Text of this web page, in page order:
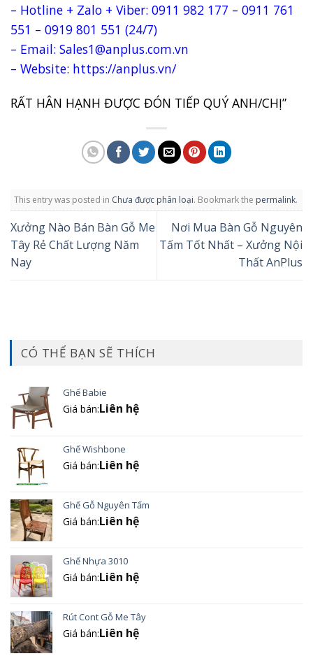
– Hotline + Zalo + Viber: 0911 982 177 – 0911 761
551 – 0919 801 551 (24/7)
– Email: Sales1@anplus.com.vn
– Website: https://anplus.vn/
RẤT HÂN HẠNH ĐƯỢC ĐÓN TIẾP QUÝ ANH/CHỊ”
This entry was posted in Chưa được phân loại. Bookmark the permalink.
Xưởng Nào Bán Bàn Gỗ Me
Tây Rẻ Chất Lượng Năm
Nay
Nơi Mua Bàn Gỗ Nguyên
Tấm Tốt Nhất – Xưởng Nội
Thất AnPlus
CÓ THỂ BẠN SẼ THÍCH
Ghế Babie
Giá bán:Liên hệ
Ghế Wishbone
Giá bán:Liên hệ
Ghế Gỗ Nguyên Tấm
Giá bán:Liên hệ
Ghế Nhựa 3010
Giá bán:Liên hệ
Rút Cont Gỗ Me Tây
Giá bán:Liên hệ